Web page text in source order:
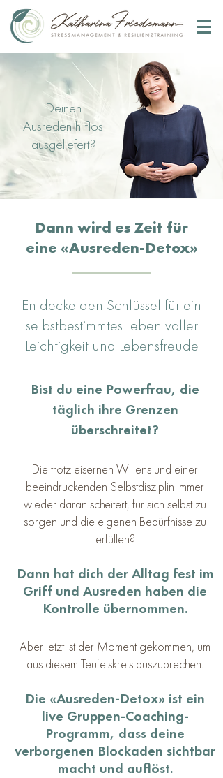
Deinen
Ausreden hilflos
ausgeliefert?
Dann wird es Zeit für
eine «Ausreden-Detox»
Entdecke den Schlüssel für ein
selbstbestimmtes Leben voller
Leichtigkeit und Lebensfreude
Bist du eine Powerfrau, die
täglich ihre Grenzen
überschreitet?
Die trotz eisernen Willens und einer
beeindruckenden Selbstdisziplin immer
wieder daran scheitert, für sich selbst zu
sorgen und die eigenen Bedürfnisse zu
erfüllen?
Dann hat dich der Alltag fest im
Griff und Ausreden haben die
Kontrolle übernommen.
Aber jetzt ist der Moment gekommen, um
aus diesem Teufelskreis auszubrechen.
Die «Ausreden-Detox» ist ein
live Gruppen-Coaching-
Programm, dass deine
verborgenen Blockaden sichtbar
macht und auflöst.